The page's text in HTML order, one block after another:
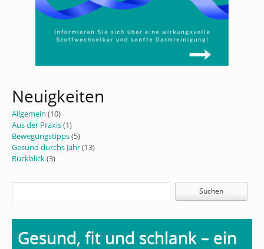
Neuigkeiten
Allgemein (10)
Aus der Praxis(1)
Bewegungstipps(5)
Gesund durchs Jahr(13)
Rückblick(3)
Gesund, fit und schlank – ein